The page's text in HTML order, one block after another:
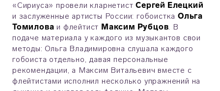
«Сириуса» провели кларнетистСергей Елецкий
и заслуженные артисты России: гобоистка Ольга
Томилова и флейтист Максим Рубцов. В
подаче материала у каждого из музыкантов свои
методы: Ольга Владимировна слушала каждого
гобоиста отдельно, давая персональные
рекомендации, а Максим Витальевич вместе с
флейтистами исполнил несколько упражнений на